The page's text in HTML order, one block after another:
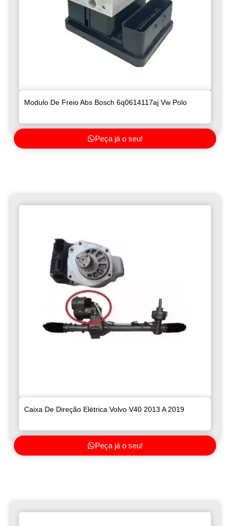
Modulo De Freio Abs Bosch 6q0614117aj Vw Polo
Peça já o seu!
Caixa De Direção Elétrica Volvo V40 2013 A 2019
Peça já o seu!